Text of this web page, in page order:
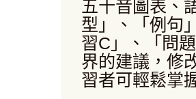
五十音圖表、
型」、「例句
習C」、「問
界的建議，修
習者可輕鬆掌